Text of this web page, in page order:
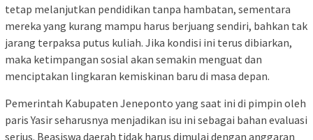
tetap melanjutkan pendidikan tanpa hambatan, sementara
mereka yang kurang mampu harus berjuang sendiri, bahkan tak
jarang terpaksa putus kuliah. Jika kondisi ini terus dibiarkan,
maka ketimpangan sosial akan semakin menguat dan
menciptakan lingkaran kemiskinan baru di masa depan.
Pemerintah Kabupaten Jeneponto yang saat ini di pimpin oleh
paris Yasir seharusnya menjadikan isu ini sebagai bahan evaluasi
serius. Beasiswa daerah tidak harus dimulai dengan anggaran